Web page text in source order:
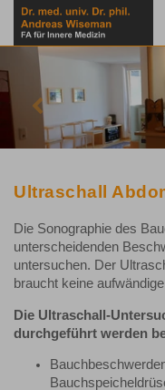
Previous
Ultraschall
Die Sonographie des
unterscheidenden
untersuchen. Der
braucht keine
Die Ultraschall-
durchgeführt werden